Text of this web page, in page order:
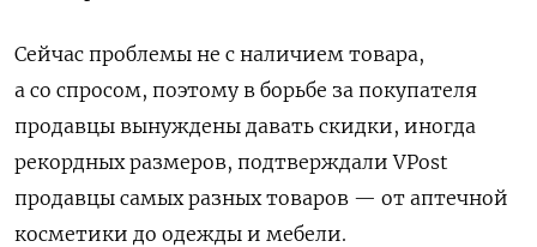
Сейчас проблемы не с наличием товара,
а со спросом, поэтому в борьбе за покупателя
продавцы вынуждены давать скидки, иногда
рекордных размеров, подтверждали VPost
продавцы самых разных товаров — от аптечной
косметики до одежды и мебели.